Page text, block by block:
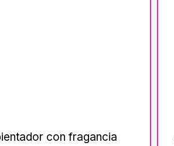
con fragancia